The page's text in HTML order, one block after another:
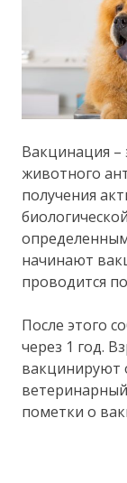
Вакцинация –
животного
получения
начинают
проводится
После этого
через 1 год.
вакцинируют
пометки о